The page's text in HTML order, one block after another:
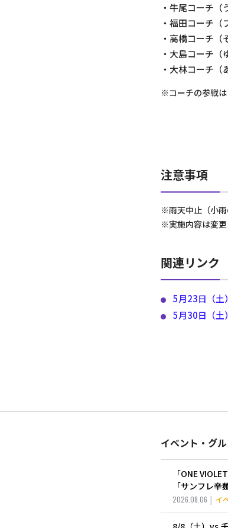
・牛尾コーチ（
・福田コーチ（
・高橋コーチ（
・大島コーチ（
・大林コーチ（
※コーチの参戦は
注意事項
※雨天中止（小雨
※実施内容は変更
関連リンク
5月23日（土
5月30日（土
イベント・グ
「ONE
「サンフレ辛
2026.08.06 イ